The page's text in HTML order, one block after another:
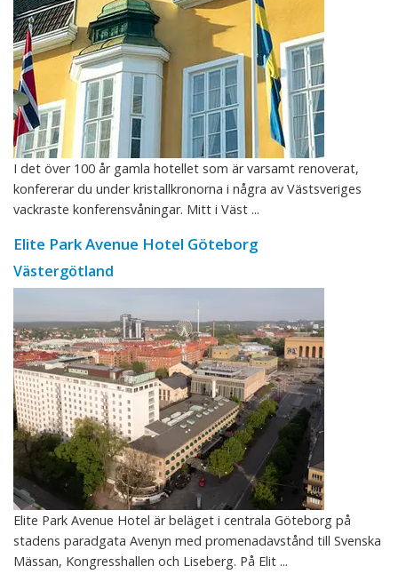
I det över 100 år gamla hotellet som är varsamt renoverat,
konfererar du under kristallkronorna i några av Västsveriges
vackraste konferensvåningar. Mitt i Väst ...
Elite Park Avenue Hotel Göteborg
Västergötland
Elite Park Avenue Hotel är beläget i centrala Göteborg på
stadens paradgata Avenyn med promenadavstånd till Svenska
Mässan, Kongresshallen och Liseberg. På Elit ...